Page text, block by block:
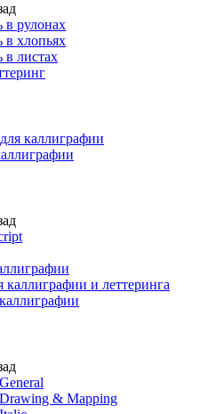
в рулонах
в хлопьях
в листах
каллиграфии
и леттеринга
& Mapping